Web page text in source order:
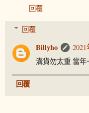
回覆
回覆
Billyho
溝貨勿太重 當
回覆